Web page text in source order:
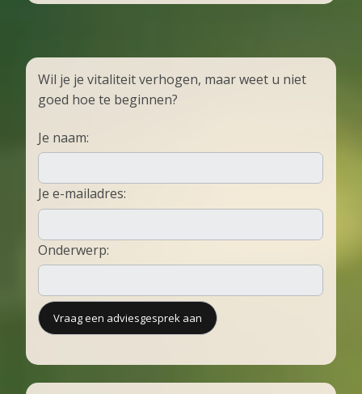
Wil je je vitaliteit verhogen, maar weet u niet
goed hoe te beginnen?
Je naam:
Je e-mailadres:
Onderwerp: